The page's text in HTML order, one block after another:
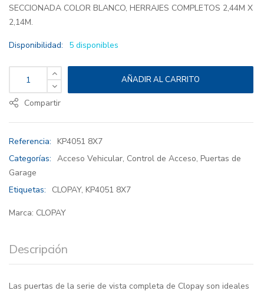
SECCIONADA COLOR BLANCO, HERRAJES COMPLETOS 2,44M X
2,14M.
Disponibilidad: 5 disponibles
AÑADIR AL CARRITO
Compartir
Referencia: KP4051 8X7
Categorías: Acceso Vehicular, Control de Acceso, Puertas de
Garage
Etiquetas:
CLOPAY, KP4051 8X7
Marca: CLOPAY
Descripción
Las puertas de la serie de vista completa de Clopay son ideales